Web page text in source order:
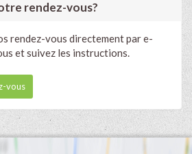
rendez-vous?
rendez-vous directement par e-
et suivez les instructions.
vous